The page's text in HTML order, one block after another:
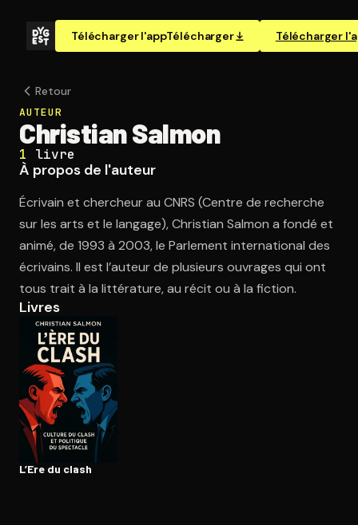
Télécharger l'appTélécharger Télécharger
Ouvre l'app Appareil photo, pointe sur le code. C'est gratuit à
Retour
AUTEUR
Christian Salmon
1 livre
À propos de l'auteur
Écrivain et chercheur au CNRS (Centre de recherche
sur les arts et le langage), Christian Salmon a fondé et
animé, de 1993 à 2003, le Parlement international des
écrivains. Il est l’auteur de plusieurs ouvrages qui ont
tous trait à la littérature, au récit ou à la fiction.
Livres
L’Ere du clash